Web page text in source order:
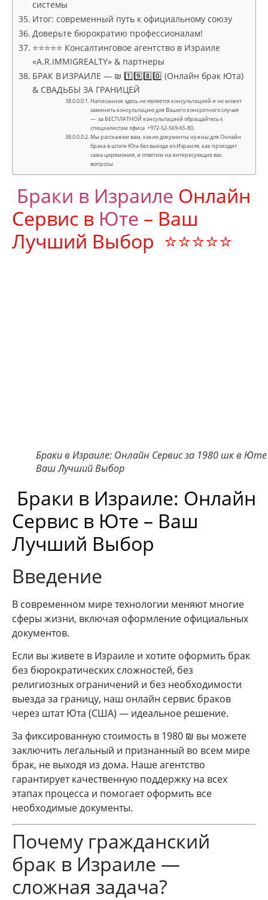
системы
Итог: современный путь к официальному союзу
Доверьте бюрократию профессионалам!
⭐⭐⭐⭐⭐ Консалтинговое агентство в Израиле
«A.R.IMMIGREALTY» & партнеры
БРАК В ИЗРАИЛЕ — ₪ 1️⃣9️⃣8️⃣0️⃣ (Онлайн брак Юта)
& СВАДЬБЫ ЗА ГРАНИЦЕЙ
Написанное здесь не является консультацией и не может
заменить консультацию для Вашего конкретного случая
— за БЕСПЛАТНОЙ консультацией обращайтесь к
специалистам офиса +972-52-569-65-80.
Мы расскажем вам, какие документы нужны для Онлайн
брака в штате Юта без выезда из Израиля, как проходит
сама церемония, и ответим на интересующие вас
вопросы
Браки в Израиле Онлайн
Сервис в Юте – Ваш
Лучший Выбор ⭐⭐⭐⭐⭐
Браки в Израиле: Онлайн Сервис за 1980 шк в
Ваш Лучший Выбор
Браки в Израиле: Онлайн
Сервис в Юте – Ваш
Лучший Выбор
Введение
В современном мире технологии меняют многие
сферы жизни, включая оформление официальных
документов.
Если вы живете в Израиле и хотите оформить брак
без бюрократических сложностей, без
религиозных ограничений и без необходимости
выезда за границу, наш онлайн сервис браков
через штат Юта (США) — идеальное решение.
За фиксированную стоимость в 1980 ₪ вы можете
заключить легальный и признанный во всем мире
брак, не выходя из дома. Наше агентство
гарантирует качественную поддержку на всех
этапах процесса и помогает оформить все
необходимые документы.
Почему гражданский
брак в Израиле —
сложная задача?